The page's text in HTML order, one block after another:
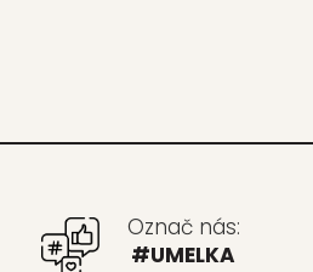
Označ nás:
#UMELKA